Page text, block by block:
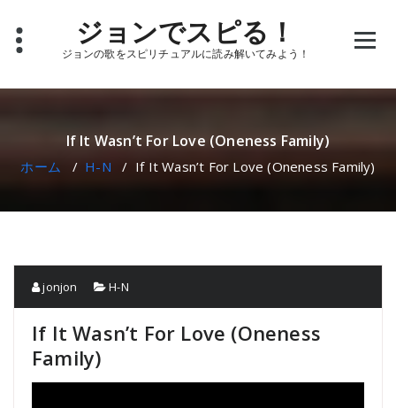
ジョンでスピる！
ジョンの歌をスピリチュアルに読み解いてみよう！
If It Wasn’t For Love (Oneness Family)
ホーム / H-N / If It Wasn’t For Love (Oneness Family)
jonjon H-N
If It Wasn’t For Love (Oneness
Family)